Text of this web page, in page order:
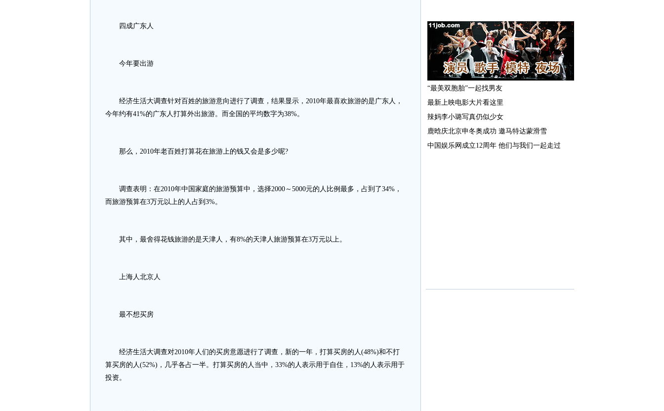
四成广东人
今年要出游
经济生活大调查针对百姓的旅游意向进行了调查，结果显示，2010年最喜欢旅游的是广东人，
今年约有41%的广东人打算外出旅游。而全国的平均数字为38%。
那么，2010年老百姓打算花在旅游上的钱又会是多少呢?
调查表明：在2010年中国家庭的旅游预算中，选择2000～5000元的人比例最多，占到了34%，
而旅游预算在3万元以上的人占到3%。
其中，最舍得花钱旅游的是天津人，有8%的天津人旅游预算在3万元以上。
上海人北京人
最不想买房
经济生活大调查对2010年人们的买房意愿进行了调查，新的一年，打算买房的人(48%)和不打
算买房的人(52%)，几乎各占一半。打算买房的人当中，33%的人表示用于自住，13%的人表示用于
投资。